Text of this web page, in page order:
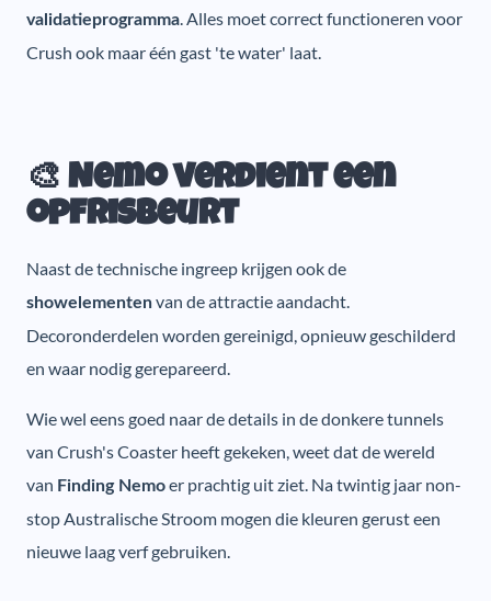
validatieprogramma. Alles moet correct functioneren voor
Crush ook maar één gast 'te water' laat.
🎨 Nemo verdient een
opfrisbeurt
Naast de technische ingreep krijgen ook de
showelementenvan de attractie aandacht.
Decoronderdelen worden gereinigd, opnieuw geschilderd
en waar nodig gerepareerd.
Wie wel eens goed naar de details in de donkere tunnels
van Crush's Coaster heeft gekeken, weet dat de wereld
van Finding Nemoer prachtig uit ziet. Na twintig jaar non-
stop Australische Stroom mogen die kleuren gerust een
nieuwe laag verf gebruiken.